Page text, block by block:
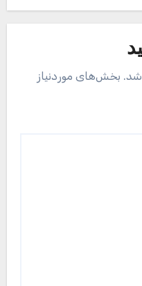
شد. بخش‌های موردنیاز